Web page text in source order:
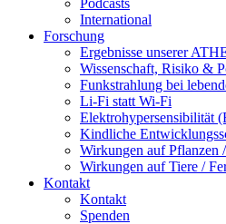
Podcasts
International
Forschung
Ergebnisse unserer
Wissenschaft, Risiko &
Funkstrahlung bei
Li-Fi statt Wi-Fi
Elektrohypersensibilität
Kindliche
Wirkungen auf Pflanzen
Wirkungen auf Tiere /
Kontakt
Kontakt
Spenden